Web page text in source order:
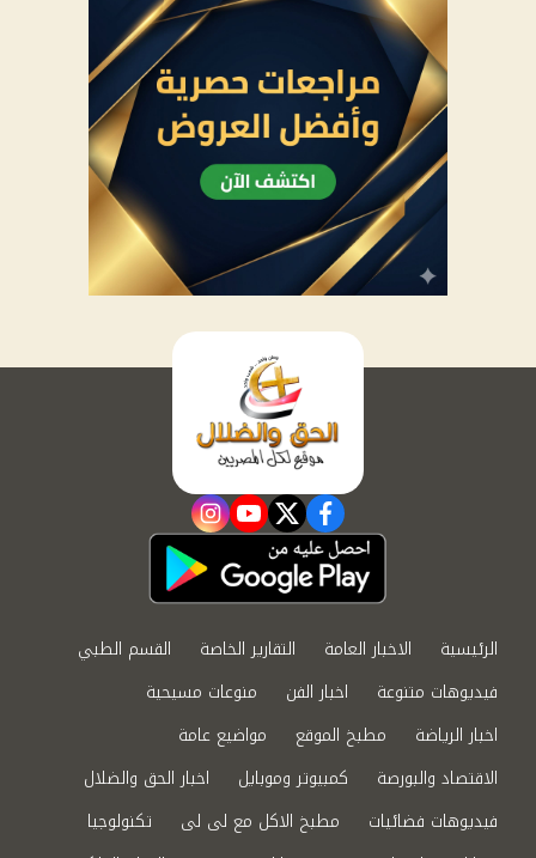
facebook
twitter
youtube
instagram
الرئيسية الاخبار العامة التقارير الخاصة
القسم الطبي
فيديوهات متنوعة
اخبار الفن
منوعات مسيحية
اخبار الرياضة
مطبخ الموقع
مواضيع عامة
الاقتصاد والبورصة
كمبيوتر وموبايل
اخبار الحق والضلال
فيديوهات فضائيات
مطبخ الاكل مع لى لى
تكنولوجيا